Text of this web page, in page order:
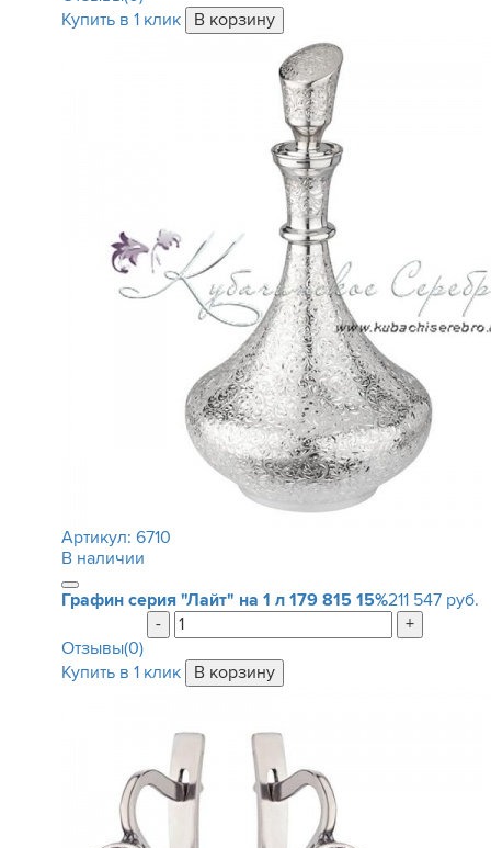
Купить в 1 клик
Артикул: 6710
В наличии
Графин серия "Лайт" на 1 л 179 815 15%211 547 руб.
-
+
Отзывы(0)
Купить в 1 клик